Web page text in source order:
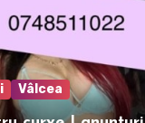
Vâlcea